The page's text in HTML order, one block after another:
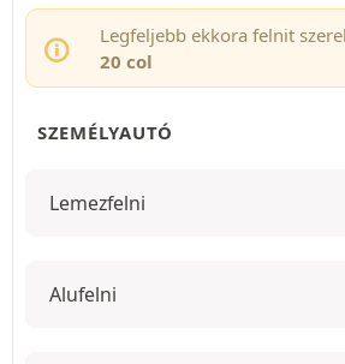
Legfeljebb ekkora felnit
20 col
SZEMÉLYAUTÓ
Lemezfelni
Alufelni